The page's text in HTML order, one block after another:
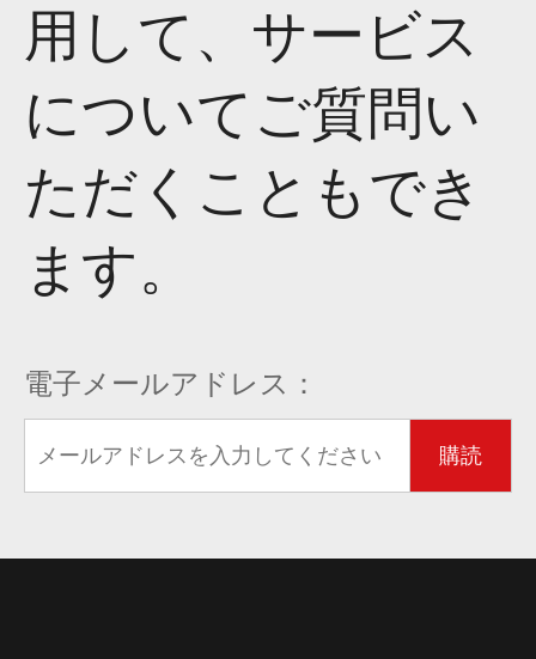
用して、サービス
についてご質問い
ただくこともでき
ます。
電子メールアドレス：
購読